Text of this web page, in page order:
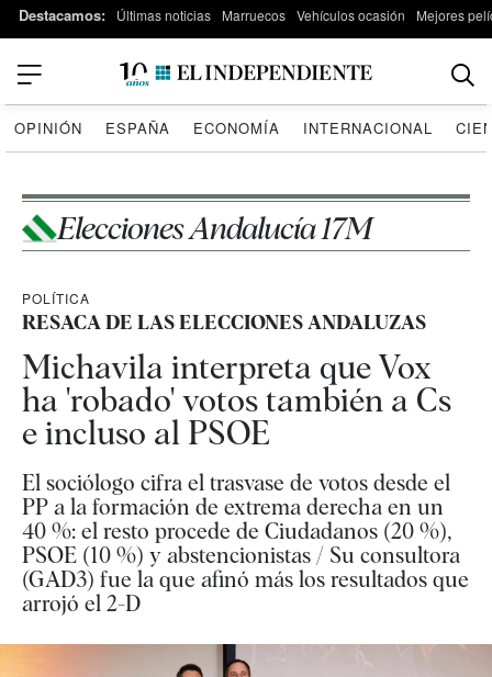
Destacamos: Últimas noticias Marruecos Vehículos ocasión Mejores
OPINIÓN ESPAÑA ECONOMÍA INTERNACIONAL
Elecciones Andalucía 17M
POLÍTICA
RESACA DE LAS ELECCIONES ANDALUZAS
Michavila interpreta que Vox
ha 'robado' votos también a Cs
e incluso al PSOE
El sociólogo cifra el trasvase de votos desde el
PP a la formación de extrema derecha en un
40 %: el resto procede de Ciudadanos (20 %),
PSOE (10 %) y abstencionistas / Su consultora
(GAD3) fue la que afinó más los resultados que
arrojó el 2-D